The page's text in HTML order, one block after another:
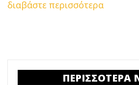
διαβάστε περισσότερα
ΠΕΡΙΣΣΟΤΕΡΑ